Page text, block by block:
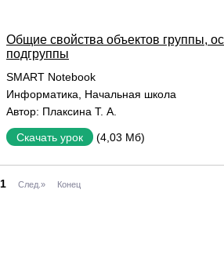
Общие свойства объектов группы,
подгруппы
SMART Notebook
Информатика
Начальная школа
Автор: Плаксина Т. А.
Скачать урок (4,03 Мб)
1 След.» Конец